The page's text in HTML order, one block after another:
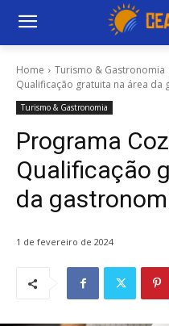
Home Turismo & Gastronomia
Qualificação gratuita na área da
Turismo & Gastronomia
Programa
Qualificação
da
1 de fevereiro de 2024